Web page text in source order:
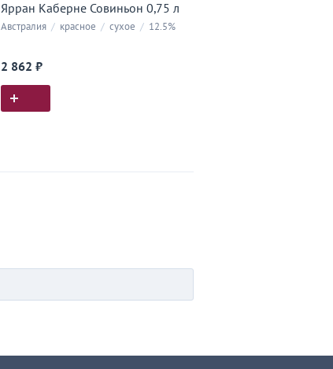
Ярран Каберне Совиньон 0,75 л
Австралия / красное / сухое / 12.5%
2 862 ₽